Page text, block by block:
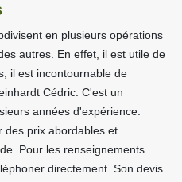
en plusieurs opérations
autres. En effet, il est utile de
il est incontournable de
Cédric. C'est un
années d'expérience.
des prix abordables et
Pour les renseignements
directement. Son devis